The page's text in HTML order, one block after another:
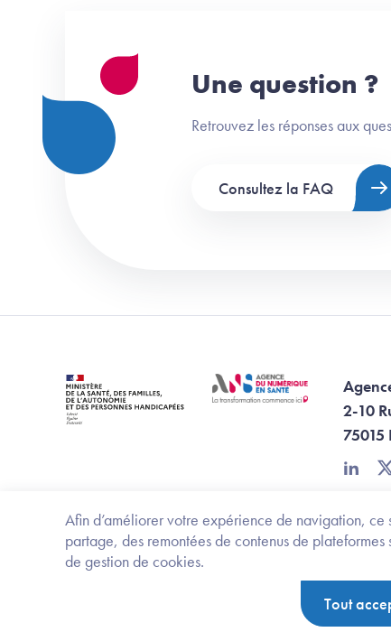
Afin d’améliorer votre expérience de navigation, ce
partage, des remontées de contenus de
de gestion de cookies.
Tout
Une question ?
Retrouvez les réponses aux
Consultez la FAQ
2-10
75015
Footer Bottom ANS
Ministère de la santé, des familles, de
Politique de protection des données